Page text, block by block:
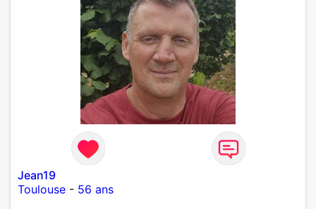
Jean19
Toulouse - 56 ans